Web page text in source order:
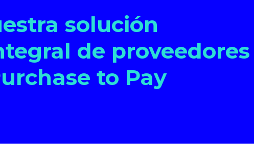
solución
de proveedores
to Pay